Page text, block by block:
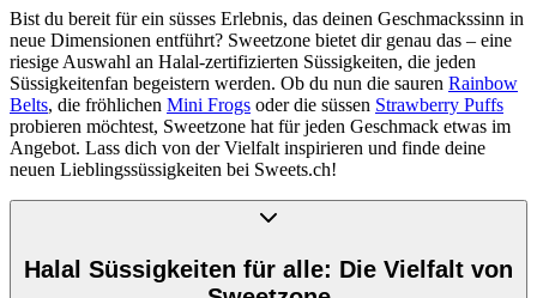
Bist du bereit für ein süsses Erlebnis, das deinen Geschmackssinn in
neue Dimensionen entführt? Sweetzone bietet dir genau das – eine
riesige Auswahl an Halal-zertifizierten Süssigkeiten, die jeden
Süssigkeitenfan begeistern werden. Ob du nun die sauren Rainbow
Belts, die fröhlichen Mini Frogs oder die süssen Strawberry Puffs
probieren möchtest, Sweetzone hat für jeden Geschmack etwas im
Angebot. Lass dich von der Vielfalt inspirieren und finde deine
neuen Lieblingssüssigkeiten bei Sweets.ch!
Halal Süssigkeiten für alle: Die Vielfalt von